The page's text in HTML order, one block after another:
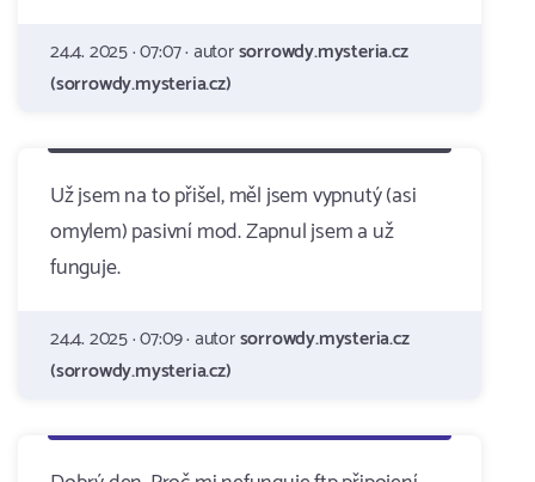
24.4. 2025 · 07:07 · autorsorrowdy.mysteria.cz
(sorrowdy.mysteria.cz)
Už jsem na to přišel, měl jsem vypnutý (asi
omylem) pasivní mod. Zapnul jsem a už
funguje.
24.4. 2025 · 07:09 · autorsorrowdy.mysteria.cz
(sorrowdy.mysteria.cz)